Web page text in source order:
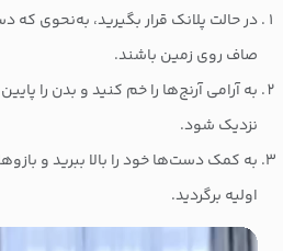
در حالت پلانک قرار بگیرید، به‌نحوی که
صاف روی زمین باشند.
به آرامی آرنج‌ها را خم کنید و بدن را
نزدیک شود.
به کمک دست‌ها خود را بالا ببرید و
اولیه برگردید.